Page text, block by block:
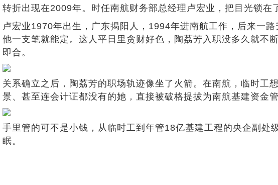
转折出现在2009年。时任南航财务部总经理卢宏业，把目光锁在
卢宏业1970年出生，广东揭阳人，1994年进南航工作，后来一
他一支笔就能定。这人平日里贪财好色，陶荔芳入职没多久就不
即合。
关系确立之后，陶荔芳的职场轨迹像坐了火箭。在南航，临时
景、甚至连会计证都没有的她，直接被破格提拔为南航基建资金
手里管的可不是小钱，从临时工到年管18亿基建工程的央企副
眠。